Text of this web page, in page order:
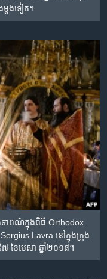
តង​ទៀត។
ទា​ពណ៌​ក្នុង​ពិធី Orthodox
Lavra នៅ​ក្នុង​ក្រុង
ខែមេសា ឆ្នាំ២០១៨។